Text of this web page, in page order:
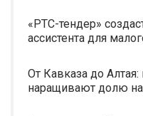
«РТС-тендер»
ассистента для
От Кавказа до
наращивают долю